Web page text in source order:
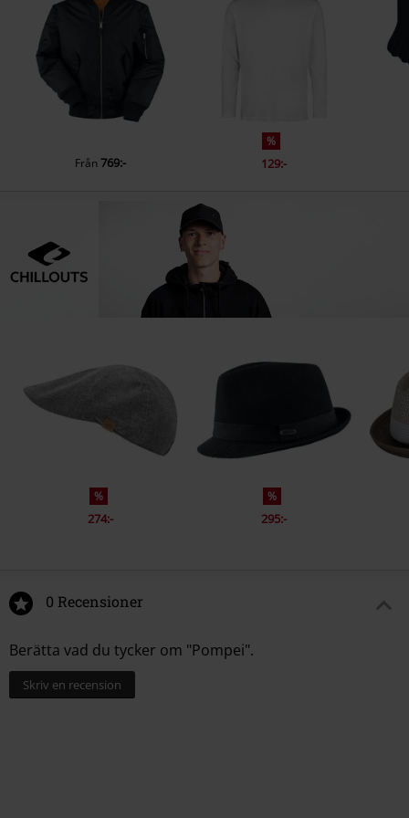
Från769:-
%
129:-
%
274:-
%
295:-
0 Recensioner
Berätta vad du tycker om "Pompei".
Skriv en recension